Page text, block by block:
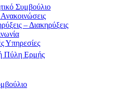
Συμβούλιο
– Διακηρύξεις
Υπηρεσίες
Πύλη Ερμής